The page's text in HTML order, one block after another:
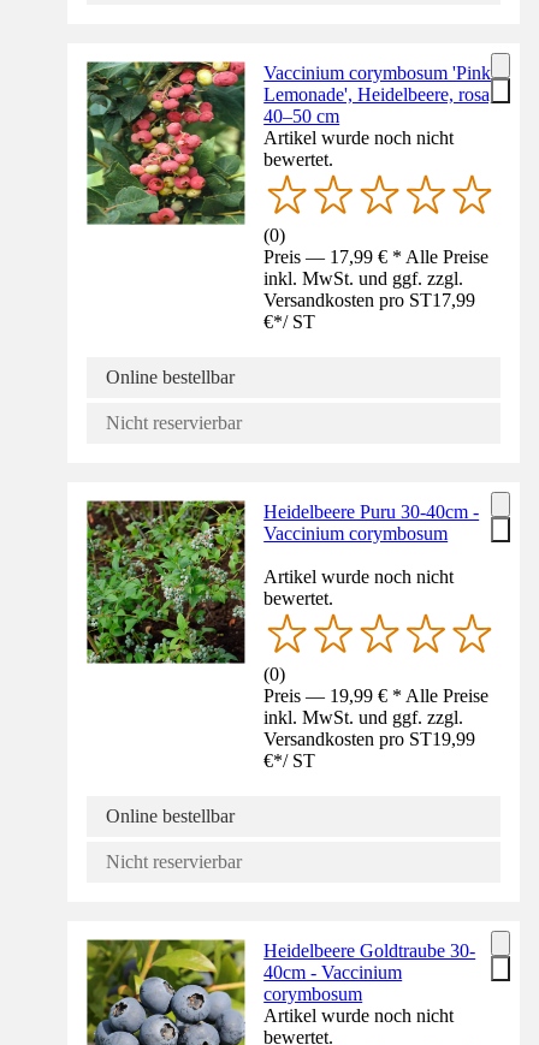
Vaccinium corymbosum 'Pink
Lemonade', Heidelbeere, rosa,
40–50 cm
Artikel wurde noch nicht
bewertet.
(0)
Preis — 17,99 € * Alle Preise
inkl. MwSt. und ggf. zzgl.
Versandkosten pro ST17,99
€*/ ST
Online bestellbar
Nicht reservierbar
Heidelbeere Puru 30-40cm -
Vaccinium corymbosum
Artikel wurde noch nicht
bewertet.
(0)
Preis — 19,99 € * Alle Preise
inkl. MwSt. und ggf. zzgl.
Versandkosten pro ST19,99
€*/ ST
Online bestellbar
Nicht reservierbar
Heidelbeere Goldtraube 30-
40cm - Vaccinium
corymbosum
Artikel wurde noch nicht
bewertet.